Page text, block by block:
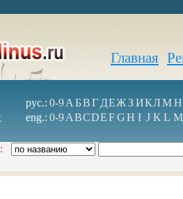
Главная
рус.: 0-9А БВГ ДЕЖ З ИКЛМН
eng.: 0-9ABCDEFGH I J K L M
: